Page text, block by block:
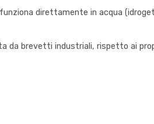
direttamente in acqua
da brevetti industriali, rispetto ai